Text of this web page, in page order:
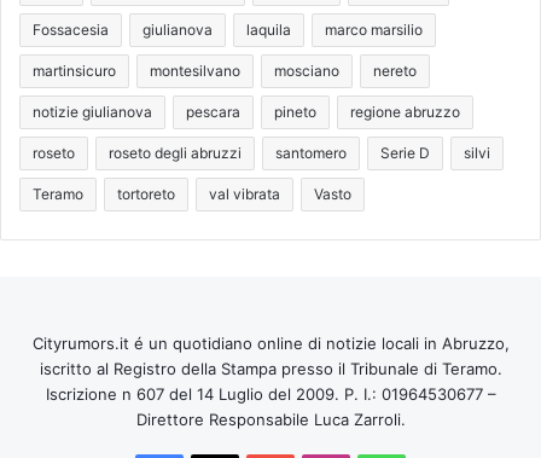
Fossacesia giulianova laquila marco marsilio
martinsicuro montesilvano mosciano nereto
notizie giulianova pescara pineto regione abruzzo
roseto roseto degli abruzzi santomero Serie D silvi
Teramo tortoreto val vibrata Vasto
Cityrumors.it é un quotidiano online di notizie locali in Abruzzo,
iscritto al Registro della Stampa presso il Tribunale di Teramo.
Iscrizione n 607 del 14 Luglio del 2009. P. I.: 01964530677 –
Direttore Responsabile Luca Zarroli.